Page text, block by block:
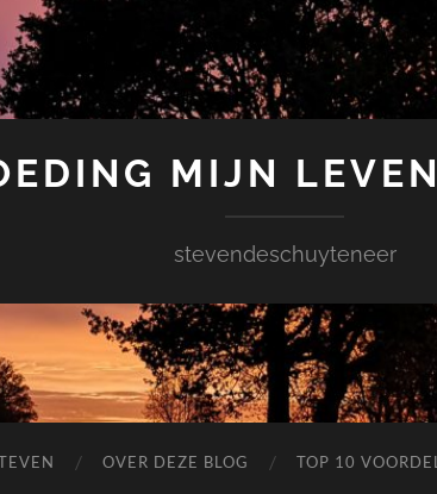
MIJN
stevendeschuyteneer
OVER DEZE BLOG TOP 10